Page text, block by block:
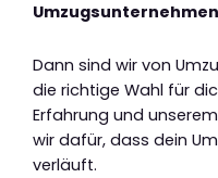
Dann sind wir von
die richtige Wahl für
Erfahrung und
wir dafür, dass dein
verläuft.